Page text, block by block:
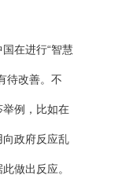
在进行“智慧
待改善。不
例，比如在
政府反应乱
做出反应。